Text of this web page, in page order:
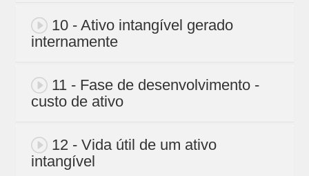
10 - Ativo intangível gerado
internamente
11 - Fase de desenvolvimento -
custo de ativo
12 - Vida útil de um ativo
intangível